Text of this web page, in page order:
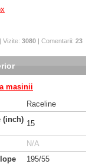
Vizite: 3080 | Comentarii: 23
masinii
Raceline
(inch) 15
N/A
195/55